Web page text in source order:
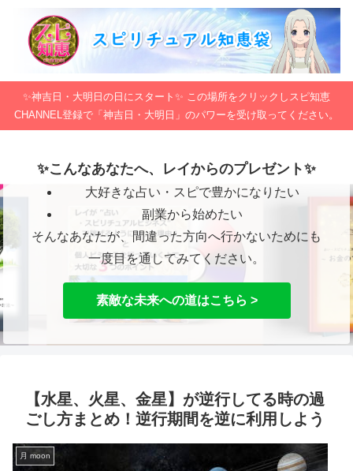
✨神吉日・大明日の日にスタート✨ この場所をクリックしスピ知恵
CHANNEL登録で「神吉日・大明日」のパワーを受け取ってください。
✨こんなあなたへ、レイからのプレゼント✨
大好きな占い・スピで豊かになりたい
副業から始めたい
そんなあなたが、間違った方向へ行かないためにも
一度目を通してみてください。
素敵な未来への道はこちら >
【水星、火星、金星】が逆行してる時の過
ごし方まとめ！逆行期間を逆に利用しよう
月 moon